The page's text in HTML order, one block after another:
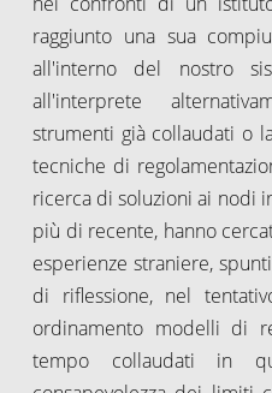
raggiunto una sua
all'interno del nostro
all'interprete
strumenti già collaudati o
tecniche di
ricerca di soluzioni ai nodi
più di recente, hanno
esperienze straniere,
di riflessione, nel
ordinamento modelli di
tempo collaudati in